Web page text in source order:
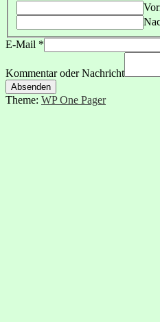
E-Mail *
Kommentar oder Nachricht
Absenden
Theme: WP One Pager